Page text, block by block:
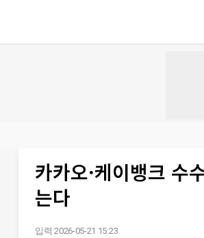
카카오·케이뱅크
는다
입력 2026-05-21 15:23